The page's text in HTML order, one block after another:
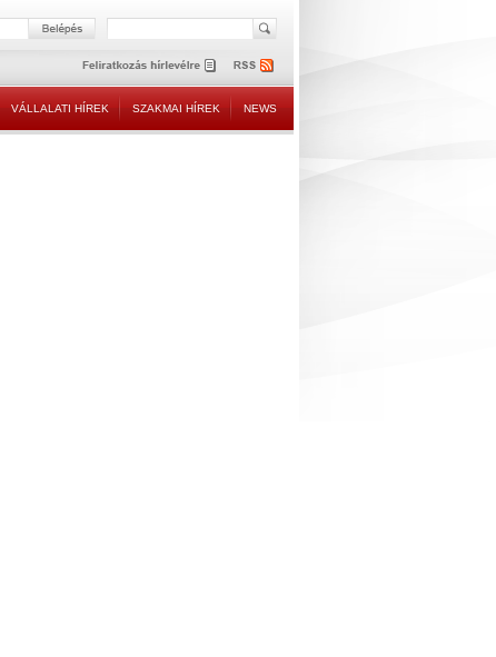
VÁLLALATI HÍREK SZAKMAI HÍREK NEWS